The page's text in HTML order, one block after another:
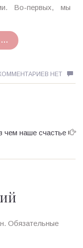
Во-первых, мы
НЕТ
чем наше счастье
Обязательные